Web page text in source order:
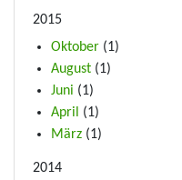
2015
Oktober (1)
August (1)
Juni (1)
April
(1)
März (1)
2014